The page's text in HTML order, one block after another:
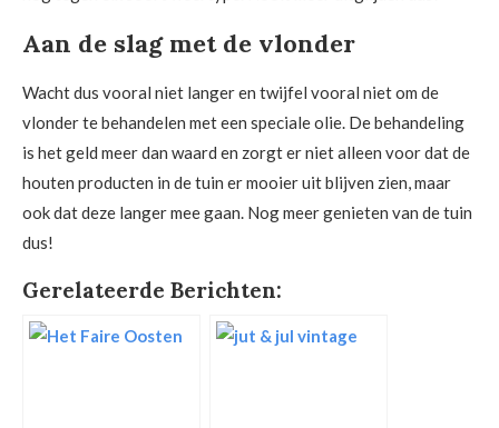
Aan de slag met de vlonder
Wacht dus vooral niet langer en twijfel vooral niet om de
vlonder te behandelen met een speciale olie. De behandeling
is het geld meer dan waard en zorgt er niet alleen voor dat de
houten producten in de tuin er mooier uit blijven zien, maar
ook dat deze langer mee gaan. Nog meer genieten van de tuin
dus!
Gerelateerde Berichten: